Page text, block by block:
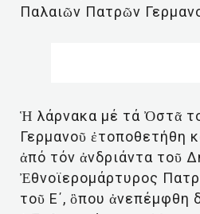
Παλαιῶν Πατρῶν
Ἡ λάρνακα μέ τά Ὀστᾶ
Γερμανοῦ ἐτοποθετήθη
ἀπό τόν ἀνδριάντα τοῦ
Ἐθνοϊερομάρτυρος
τοῦ Ε΄, ὃπου ἀνεπέμφθη